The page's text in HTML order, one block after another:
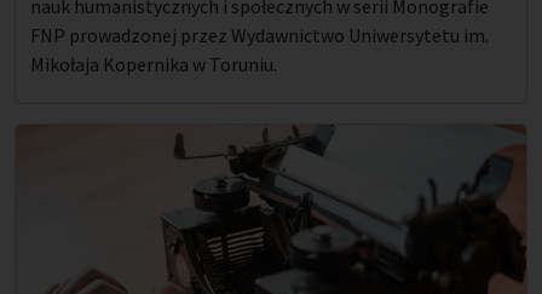
nauk humanistycznych i społecznych w serii Monografie
FNP prowadzonej przez Wydawnictwo Uniwersytetu im.
Mikołaja Kopernika w Toruniu.